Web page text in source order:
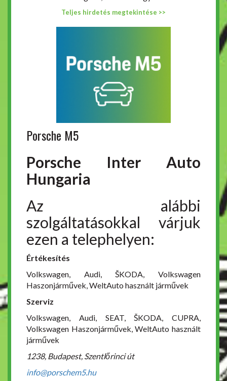
Teljes hirdetés megtekintése >>
Porsche M5
Porsche Inter Auto
Hungaria
Az alábbi
szolgáltatásokkal várjuk
ezen a telephelyen:
Értékesítés
Volkswagen, Audi, ŠKODA, Volkswagen
Haszonjárművek, WeltAuto használt járművek
Szerviz
Volkswagen, Audi, SEAT, ŠKODA, CUPRA,
Volkswagen Haszonjárművek, WeltAuto használt
járművek
1238, Budapest, Szentlőrinci út
info@porschem5.hu